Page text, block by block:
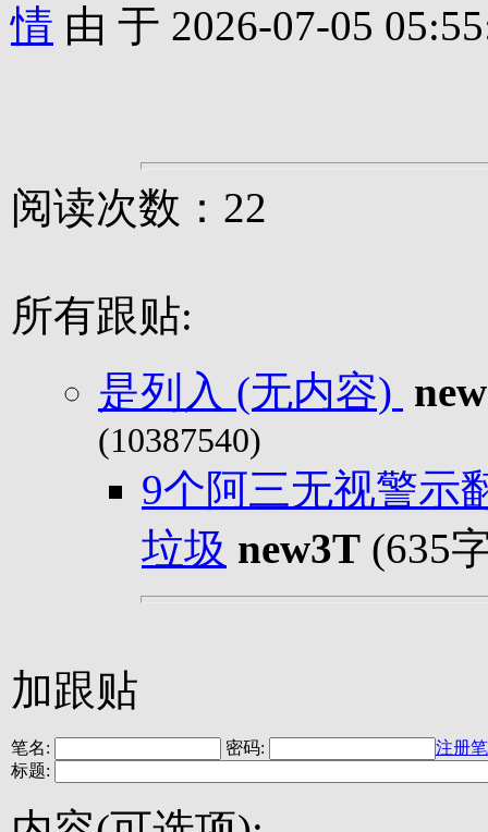
情 由 于 2026-07-05
阅读次数：22
所有跟贴:
是列入 (无内容)
(10387540)
9个阿三无视警示
垃圾 new3T (635
加跟贴
笔名: 密码:
注册
标题: